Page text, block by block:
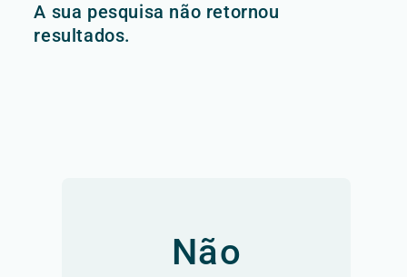
A sua pesquisa não retornou
resultados.
Não